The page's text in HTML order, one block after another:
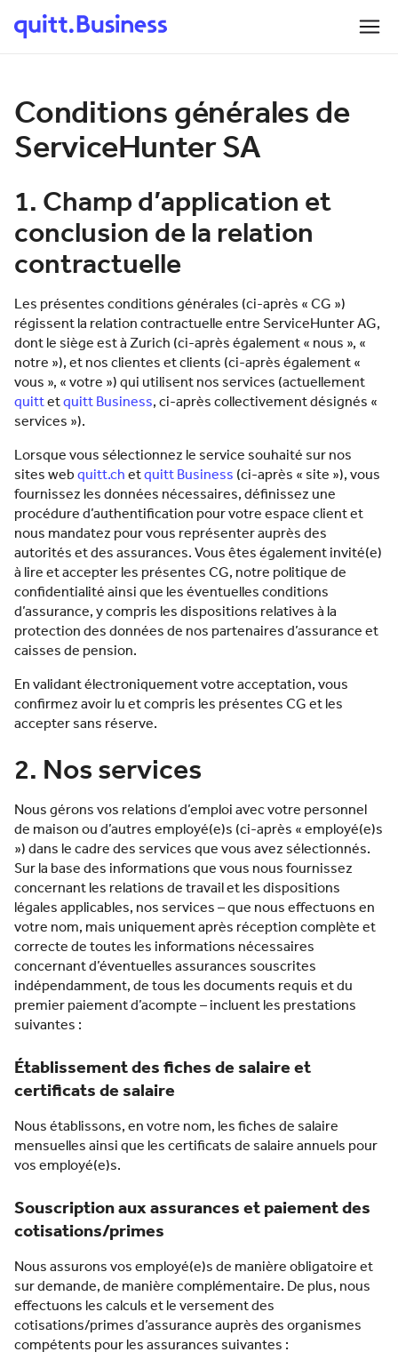
Conditions générales de
ServiceHunter SA
1. Champ d’application et
conclusion de la relation
contractuelle
Les présentes conditions générales (ci-après « CG »)
régissent la relation contractuelle entre ServiceHunter AG,
dont le siège est à Zurich (ci-après également « nous », «
notre »), et nos clientes et clients (ci-après également «
vous », « votre ») qui utilisent nos services (actuellement
quittetquitt Business, ci-après collectivement désignés «
services »).
Lorsque vous sélectionnez le service souhaité sur nos
sites webquitt.chetquitt Business(ci-après « site »), vous
fournissez les données nécessaires, définissez une
procédure d’authentification pour votre espace client et
nous mandatez pour vous représenter auprès des
autorités et des assurances. Vous êtes également invité(e)
à lire et accepter les présentes CG, notre politique de
confidentialité ainsi que les éventuelles conditions
d’assurance, y compris les dispositions relatives à la
protection des données de nos partenaires d’assurance et
caisses de pension.
En validant électroniquement votre acceptation, vous
confirmez avoir lu et compris les présentes CG et les
accepter sans réserve.
2. Nos services
Nous gérons vos relations d’emploi avec votre personnel
de maison ou d’autres employé(e)s (ci-après « employé(e)s
») dans le cadre des services que vous avez sélectionnés.
Sur la base des informations que vous nous fournissez
concernant les relations de travail et les dispositions
légales applicables, nos services – que nous effectuons en
votre nom, mais uniquement après réception complète et
correcte de toutes les informations nécessaires
concernant d’éventuelles assurances souscrites
indépendamment, de tous les documents requis et du
premier paiement d’acompte – incluent les prestations
suivantes :
Établissement des fiches de salaire et
certificats de salaire
Nous établissons, en votre nom, les fiches de salaire
mensuelles ainsi que les certificats de salaire annuels pour
vos employé(e)s.
Souscription aux assurances et paiement des
cotisations/primes
Nous assurons vos employé(e)s de manière obligatoire et
sur demande, de manière complémentaire. De plus, nous
effectuons les calculs et le versement des
cotisations/primes d’assurance auprès des organismes
compétents pour les assurances suivantes :